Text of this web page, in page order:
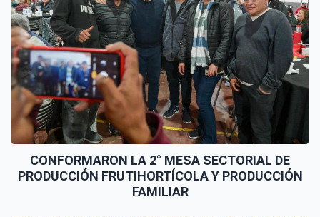
CONFORMARON LA 2° MESA SECTORIAL DE
PRODUCCIÓN FRUTIHORTÍCOLA Y PRODUCCIÓN
FAMILIAR